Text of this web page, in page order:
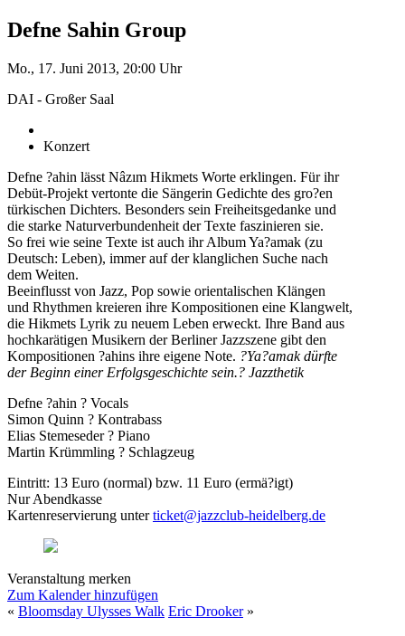
Defne Sahin Group
Mo., 17. Juni 2013, 20:00 Uhr
DAI - Großer Saal
Konzert
Defne ?ahin lässt Nâzım Hikmets Worte erklingen. Für ihr
Debüt-Projekt vertonte die Sängerin Gedichte des gro?en
türkischen Dichters. Besonders sein Freiheitsgedanke und
die starke Naturverbundenheit der Texte faszinieren sie.
So frei wie seine Texte ist auch ihr Album Ya?amak (zu
Deutsch: Leben), immer auf der klanglichen Suche nach
dem Weiten.
Beeinflusst von Jazz, Pop sowie orientalischen Klängen
und Rhythmen kreieren ihre Kompositionen eine Klangwelt,
die Hikmets Lyrik zu neuem Leben erweckt. Ihre Band aus
hochkarätigen Musikern der Berliner Jazzszene gibt den
Kompositionen ?ahins ihre eigene Note. ?Ya?amak dürfte
der Beginn einer Erfolgsgeschichte sein.? Jazzthetik
Defne ?ahin ? Vocals
Simon Quinn ? Kontrabass
Elias Stemeseder ? Piano
Martin Krümmling ? Schlagzeug
Eintritt: 13 Euro (normal) bzw. 11 Euro (ermä?igt)
Nur Abendkasse
Kartenreservierung unterticket@jazzclub-heidelberg.de
Veranstaltung merken
Zum Kalender hinzufügen
« Bloomsday Ulysses Walk Eric Drooker»